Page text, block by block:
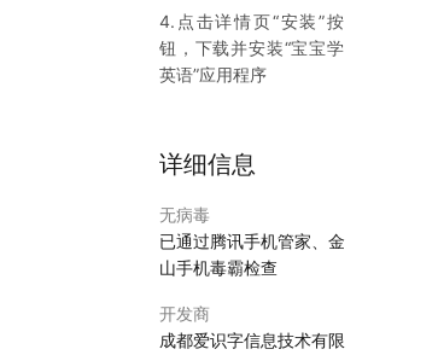
4.点击详情页“安装”按
钮，下载并安装“宝宝学
英语”应用程序
详细信息
无病毒
已通过腾讯手机管家、金
山手机毒霸检查
开发商
成都爱识字信息技术有限